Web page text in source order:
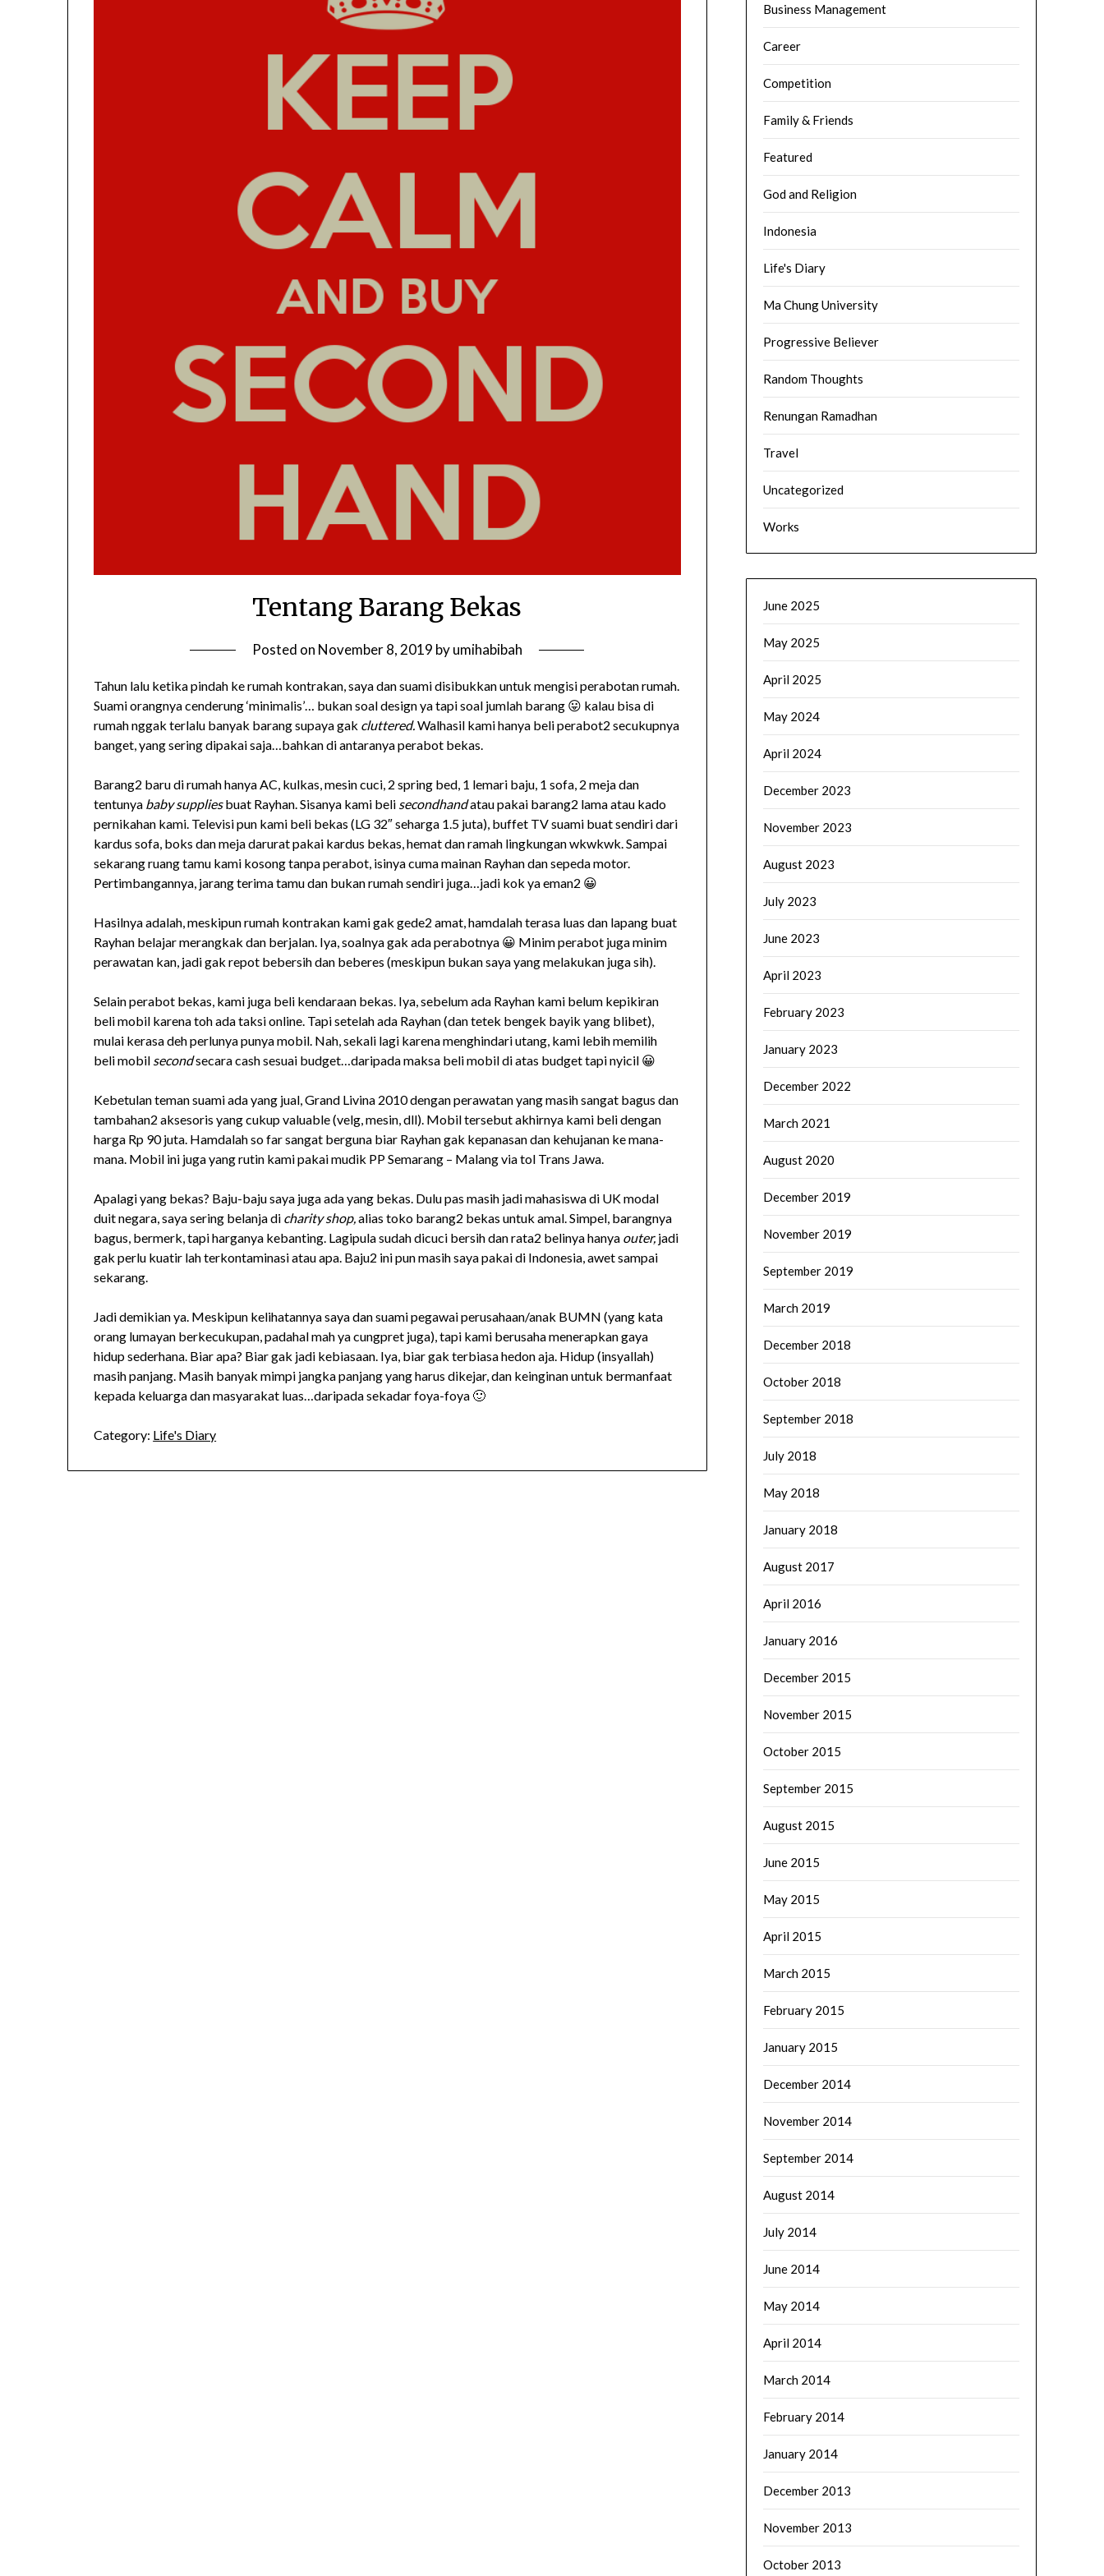
Tentang Barang Bekas
Posted on November 8, 2019 byumihabibah
Tahun lalu ketika pindah ke rumah kontrakan, saya dan suami disibukkan untuk mengisi perabotan rumah.
Suami orangnya cenderung ‘minimalis’… bukan soal design ya tapi soal jumlah barang 😛 kalau bisa di
rumah nggak terlalu banyak barang supaya gak cluttered.Walhasil kami hanya beli perabot2 secukupnya
banget, yang sering dipakai saja…bahkan di antaranya perabot bekas.
Barang2 baru di rumah hanya AC, kulkas, mesin cuci, 2 spring bed, 1 lemari baju, 1 sofa, 2 meja dan
tentunya baby suppliesbuat Rayhan. Sisanya kami beli secondhandatau pakai barang2 lama atau kado
pernikahan kami. Televisi pun kami beli bekas (LG 32″ seharga 1.5 juta), buffet TV suami buat sendiri dari
kardus sofa, boks dan meja darurat pakai kardus bekas, hemat dan ramah lingkungan wkwkwk. Sampai
sekarang ruang tamu kami kosong tanpa perabot, isinya cuma mainan Rayhan dan sepeda motor.
Pertimbangannya, jarang terima tamu dan bukan rumah sendiri juga…jadi kok ya eman2 😀
Hasilnya adalah, meskipun rumah kontrakan kami gak gede2 amat, hamdalah terasa luas dan lapang buat
Rayhan belajar merangkak dan berjalan. Iya, soalnya gak ada perabotnya 😀 Minim perabot juga minim
perawatan kan, jadi gak repot bebersih dan beberes (meskipun bukan saya yang melakukan juga sih).
Selain perabot bekas, kami juga beli kendaraan bekas. Iya, sebelum ada Rayhan kami belum kepikiran
beli mobil karena toh ada taksi online. Tapi setelah ada Rayhan (dan tetek bengek bayik yang blibet),
mulai kerasa deh perlunya punya mobil. Nah, sekali lagi karena menghindari utang, kami lebih memilih
beli mobil secondsecara cash sesuai budget…daripada maksa beli mobil di atas budget tapi nyicil 😀
Kebetulan teman suami ada yang jual, Grand Livina 2010 dengan perawatan yang masih sangat bagus dan
tambahan2 aksesoris yang cukup valuable (velg, mesin, dll). Mobil tersebut akhirnya kami beli dengan
harga Rp 90 juta. Hamdalah so far sangat berguna biar Rayhan gak kepanasan dan kehujanan ke mana-
mana. Mobil ini juga yang rutin kami pakai mudik PP Semarang – Malang via tol Trans Jawa.
Apalagi yang bekas? Baju-baju saya juga ada yang bekas. Dulu pas masih jadi mahasiswa di UK modal
duit negara, saya sering belanja di charity shop,alias toko barang2 bekas untuk amal. Simpel, barangnya
bagus, bermerk, tapi harganya kebanting. Lagipula sudah dicuci bersih dan rata2 belinya hanya outer, jadi
gak perlu kuatir lah terkontaminasi atau apa. Baju2 ini pun masih saya pakai di Indonesia, awet sampai
sekarang.
Jadi demikian ya. Meskipun kelihatannya saya dan suami pegawai perusahaan/anak BUMN (yang kata
orang lumayan berkecukupan, padahal mah ya cungpret juga), tapi kami berusaha menerapkan gaya
hidup sederhana. Biar apa? Biar gak jadi kebiasaan. Iya, biar gak terbiasa hedon aja. Hidup (insyallah)
masih panjang. Masih banyak mimpi jangka panjang yang harus dikejar, dan keinginan untuk bermanfaat
kepada keluarga dan masyarakat luas…daripada sekadar foya-foya 🙂
Category: Life's Diary
Business Management
Career
Competition
Family & Friends
Featured
God and Religion
Indonesia
Life's Diary
Ma Chung University
Progressive Believer
Random Thoughts
Renungan Ramadhan
Travel
Uncategorized
Works
June 2025
May 2025
April 2025
May 2024
April 2024
December 2023
November 2023
August 2023
July 2023
June 2023
April 2023
February 2023
January 2023
December 2022
March 2021
August 2020
December 2019
November 2019
September 2019
March 2019
December 2018
October 2018
September 2018
July 2018
May 2018
January 2018
August 2017
April 2016
January 2016
December 2015
November 2015
October 2015
September 2015
August 2015
June 2015
May 2015
April 2015
March 2015
February 2015
January 2015
December 2014
November 2014
September 2014
August 2014
July 2014
June 2014
May 2014
April 2014
March 2014
February 2014
January 2014
December 2013
November 2013
October 2013